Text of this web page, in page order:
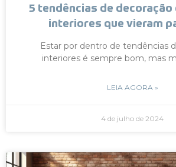
5 tendências de decoração
interiores que vieram
Estar por dentro de tendências
interiores é sempre bom, mas
LEIA AGORA »
4 de julho de 2024